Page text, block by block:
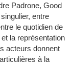
Padrone, Good
entre
le quotidien de
la représentation
acteurs donnent
à la